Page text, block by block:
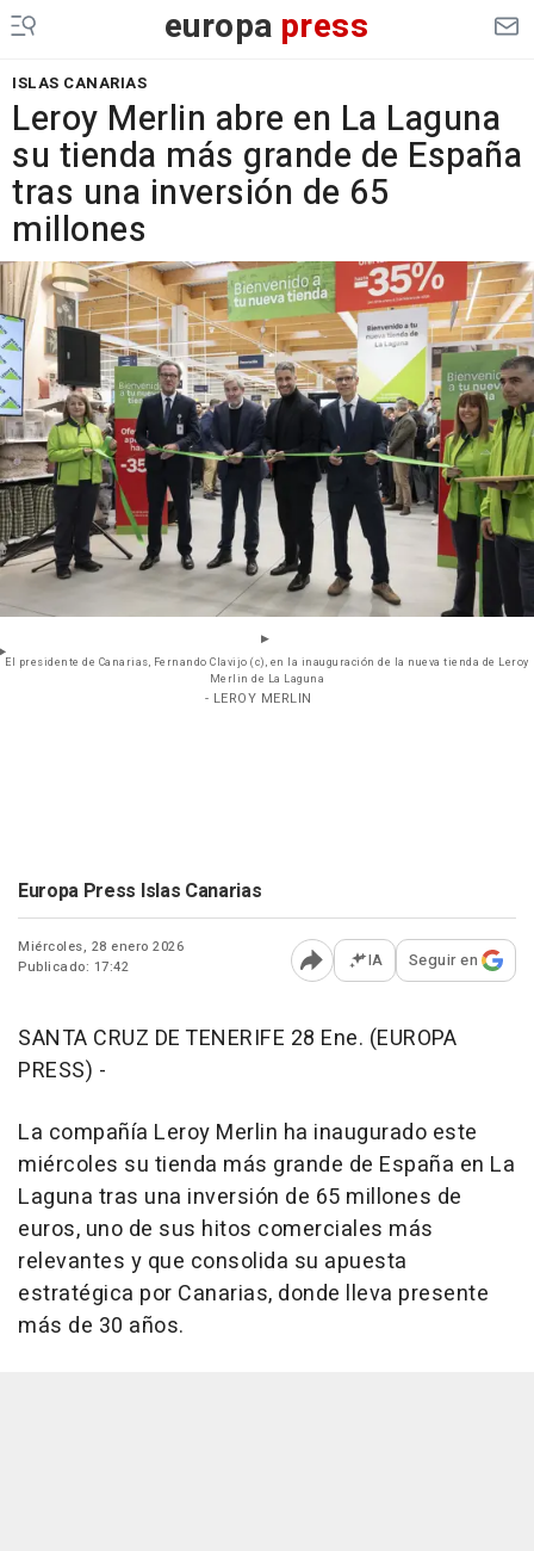
europa press
ISLAS CANARIAS
Leroy Merlin abre en La Laguna
su tienda más grande de España
tras una inversión de 65
millones
El presidente de Canarias, Fernando Clavijo (c), en la inauguración de la nueva tienda de Leroy
Merlin de La Laguna
- LEROY MERLIN
Europa Press Islas Canarias
Miércoles, 28 enero 2026
Publicado: 17:42
Abrir opciones para
IA Seguir en
SANTA CRUZ DE TENERIFE 28 Ene. (EUROPA
PRESS) -
La compañía Leroy Merlin ha inaugurado este
miércoles su tienda más grande de España en La
Laguna tras una inversión de 65 millones de
euros, uno de sus hitos comerciales más
relevantes y que consolida su apuesta
estratégica por Canarias, donde lleva presente
más de 30 años.